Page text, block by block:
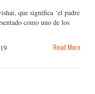
que significa ‘el padre
como uno de los
Read More